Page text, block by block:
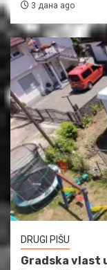
3 дана ago
DRUGI PIŠU
Gradska vlast